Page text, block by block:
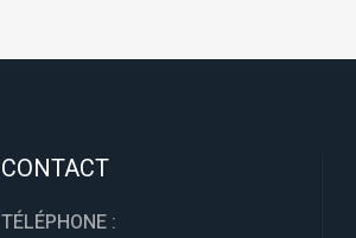
CONTACT
TÉLÉPHONE :